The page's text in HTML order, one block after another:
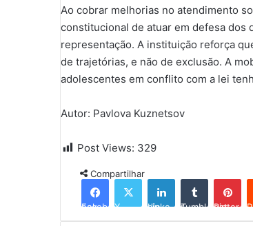
Ao cobrar melhorias no atendimento
constitucional de atuar em defesa dos
representação. A instituição reforça
de trajetórias, e não de exclusão. A
adolescentes em conflito com a lei
Autor: Pavlova Kuznetsov
Post Views: 329
Compartilhar
Facebook X Linkedin Tumblr Pinterest